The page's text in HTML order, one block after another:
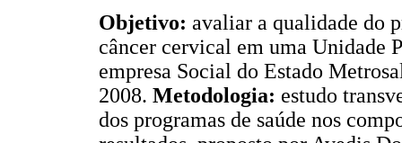
Objetivo: avaliar a qualidade do
câncer cervical em uma Unidade
empresa Social do Estado
2008. Metodologia: estudo
dos programas de saúde nos